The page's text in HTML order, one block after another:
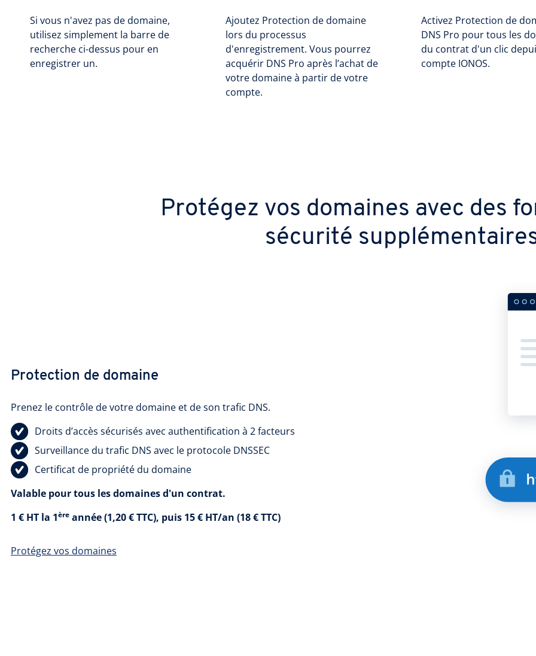
Si vous n'avez pas de domaine,
utilisez simplement la barre de
recherche ci-dessus pour en
enregistrer un.
Ajoutez Protection de domaine
lors du processus
d'enregistrement. Vous pourrez
acquérir DNS Pro après l’achat de
votre domaine à partir de votre
compte.
Activez Protection de
DNS Pro pour tous les
du contrat d'un clic
compte IONOS.
Protégez vos domaines avec des
sécurité
Protection de domaine
Prenez le contrôle de votre domaine et de son trafic DNS.
Droits d’accès sécurisés avec authentification à 2 facteurs
Surveillance du trafic DNS avec le protocole DNSSEC
Certificat de propriété du domaine
Valable pour tous les domaines d'un contrat.
1 € HT la 1ère année (1,20 € TTC), puis 15 € HT/an (18 € TTC)
Protégez vos domaines